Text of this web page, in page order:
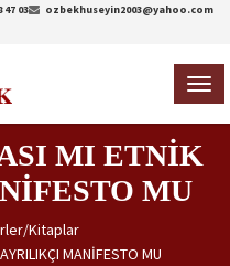
ozbekhuseyin2003@yahoo.com
47 03
MI ETNİK
MU
Kitaplar
MANİFESTO MU